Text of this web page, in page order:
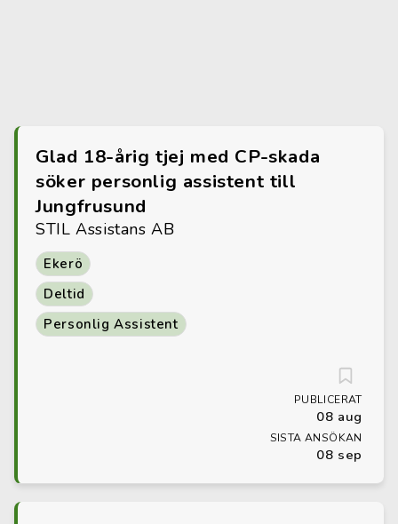
Glad 18-årig tjej med CP-skada
söker personlig assistent till
Jungfrusund
STIL Assistans AB
Ekerö
Deltid
Personlig Assistent
PUBLICERAT
08 aug
SISTA ANSÖKAN
08 sep